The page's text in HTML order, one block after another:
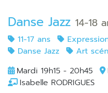
Danse Jazz 14-18
11-17 ans
Danse Jazz
Art
Mardi 19h15 - 20h45
Isabelle RODRIGUES